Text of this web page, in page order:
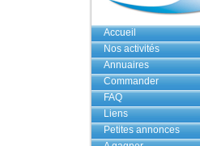
Accueil
Nos activités
Annuaires
Commander
FAQ
Liens
Petites annonces